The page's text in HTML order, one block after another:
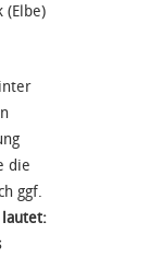
(Elbe)
die
ggf.
lautet: